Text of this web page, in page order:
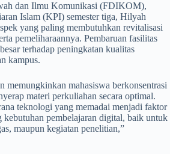
dan Ilmu Komunikasi (FDIKOM),
Islam (KPI) semester tiga, Hilyah
yang paling membutuhkan revitalisasi
pemeliharaannya. Pembaruan fasilitas
terhadap peningkatan kualitas
kampus.
memungkinkan mahasiswa berkonsentrasi
materi perkuliahan secara optimal.
teknologi yang memadai menjadi faktor
kebutuhan pembelajaran digital, baik untuk
maupun kegiatan penelitian,”